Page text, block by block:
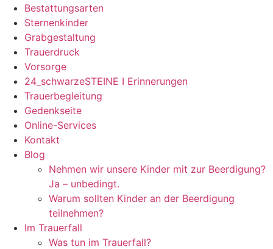
Bestattungsarten
Sternenkinder
Grabgestaltung
Trauerdruck
Vorsorge
24_schwarzeSTEINE I Erinnerungen
Trauerbegleitung
Gedenkseite
Online-Services
Kontakt
Blog
Nehmen wir unsere Kinder mit zur Beerdigung?
Ja – unbedingt.
Warum sollten Kinder an der Beerdigung
teilnehmen?
Im Trauerfall
Was tun im Trauerfall?